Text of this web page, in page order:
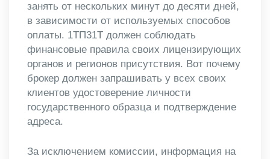
занять от нескольких минут до десяти дней,
в зависимости от используемых способов
оплаты. 1ТП31Т должен соблюдать
финансовые правила своих лицензирующих
органов и регионов присутствия. Вот почему
брокер должен запрашивать у всех своих
клиентов удостоверение личности
государственного образца и подтверждение
адреса.
За исключением комиссии, информация на